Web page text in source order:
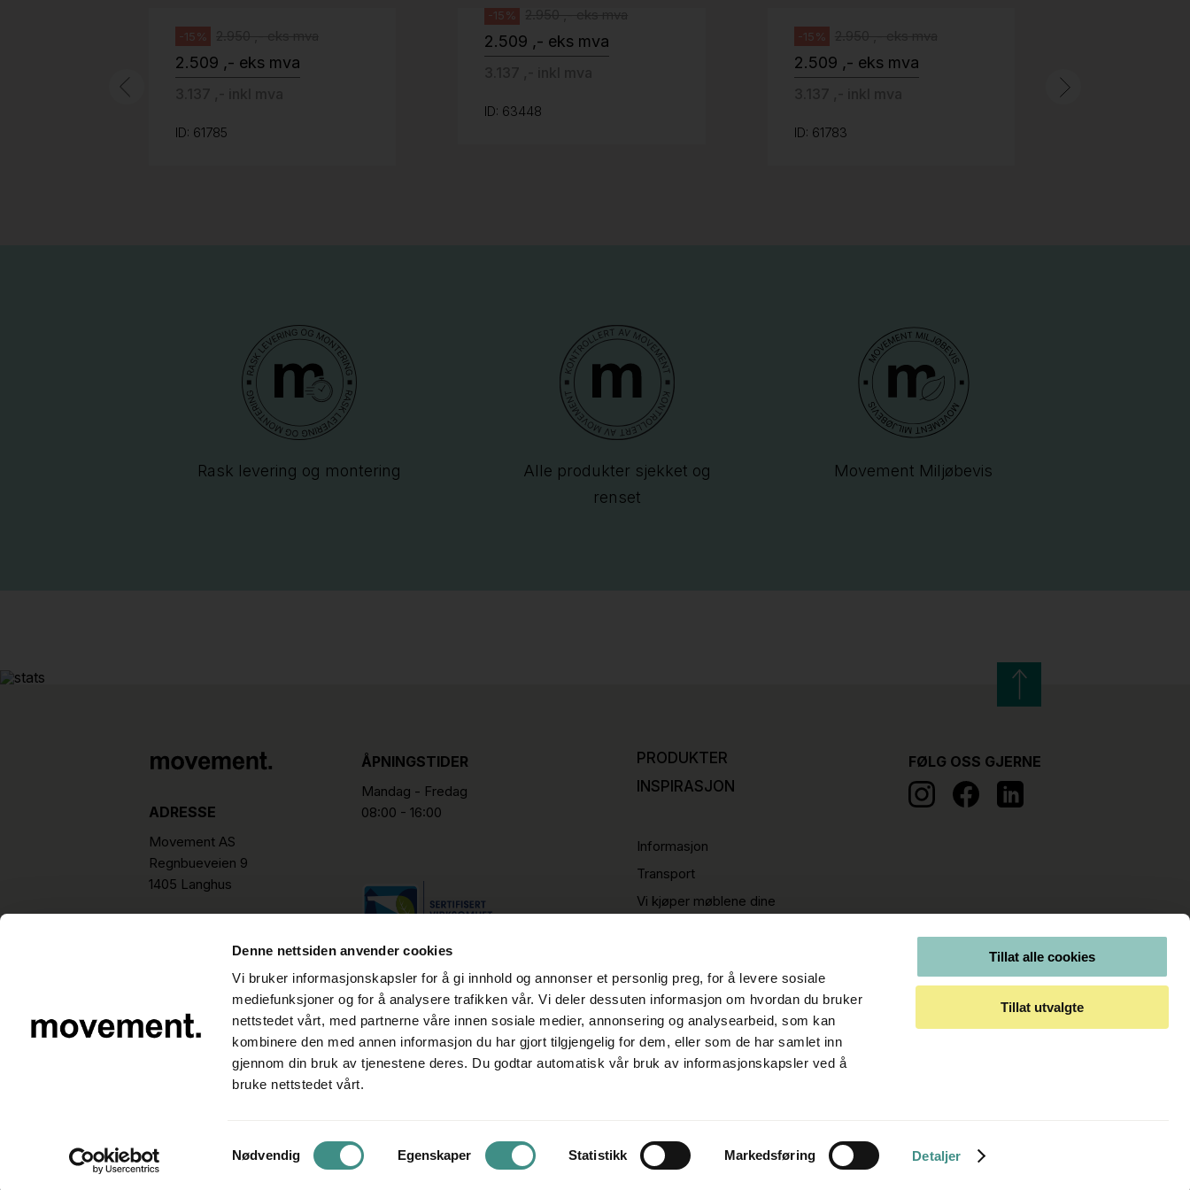
Denne nettsiden anvender cookies
Vi bruker informasjonskapsler for å gi innhold og annonser et personlig preg, for å levere sosiale
mediefunksjoner og for å analysere trafikken vår. Vi deler dessuten informasjon om hvordan du bruker
nettstedet vårt, med partnerne våre innen sosiale medier, annonsering og analysearbeid, som kan
kombinere den med annen informasjon du har gjort tilgjengelig for dem, eller som de har samlet inn
gjennom din bruk av tjenestene deres. Du godtar automatisk vår bruk av informasjonskapsler ved å
bruke nettstedet vårt.
Nødvendig Egenskaper Statistikk Markedsføring Detaljer
Tillat alle cookies
Tillat utvalgte
-15%
2.509 ,- eks mva
ID: 61785
-15%
2.509 ,- eks mva
ID: 63448
-15%
2.509 ,- eks mva
ID: 61783
Rask levering og montering
Alle produkter sjekket og
renset
Movement Miljøbevis
ADRESSE
Movement AS
Regnbueveien 9
1405 Langhus
hello@movement.as
ÅPNINGSTIDER
Mandag - Fredag
08:00 - 16:00
PRODUKTER
INSPIRASJON
Informasjon
Transport
Vi kjøper møblene dine
FØLG OSS GJERNE
Kjøpsvilkår Personvernerklæring